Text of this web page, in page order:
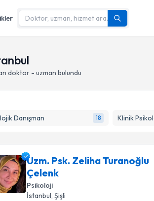
doktor - uzman bulundu
Danışman 18 Klinik
Uzm. Psk. Zeliha Turanoğlu
Çelenk
Psikoloji
İstanbul, Şişli